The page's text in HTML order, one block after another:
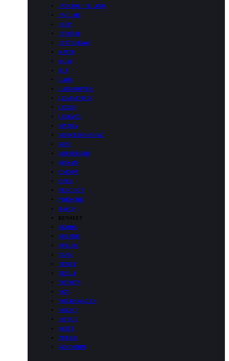
JAECOO / JELAND
JAGUAR
JEEP
JETOUR
JETTA (FAW)
KAIYI
KGM
KIA
LADA
LAND ROVER
LEAPMOTOR
LEXUS
LIXIANG
MAZDA
MERCEDES-BENZ
MINI
MITSUBISHI
NISSAN
OMODA
OPEL
PEUGEOT
PORSCHE
RAVON
RENAULT
SKODA
SUBARU
SUZUKI
TANK
TENET
TESLA
TOYOTA
VGV
VOLKSWAGEN
VOLVO
VOYAH
XCITE
ZEEKR
МОСКВИЧ